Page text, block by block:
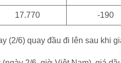
17.770 -190
(2/6) quay đầu đi lên sau khi